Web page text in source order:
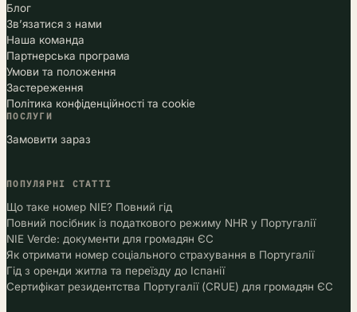
Блог
Зв’язатися з нами
Наша команда
Партнерська програма
Умови та положення
Застереження
Політика конфіденційності та cookie
ПОСЛУГИ
Замовити зараз
ПОПУЛЯРНІ СТАТТІ
Що таке номер NIE? Повний гід
Повний посібник із податкового режиму NHR у Португалії
NIE Verde: документи для громадян ЄС
Як отримати номер соціального страхування в Португалії
Гід з оренди житла та переїзду до Іспанії
Сертифікат резидентства Португалії (CRUE) для громадян ЄС